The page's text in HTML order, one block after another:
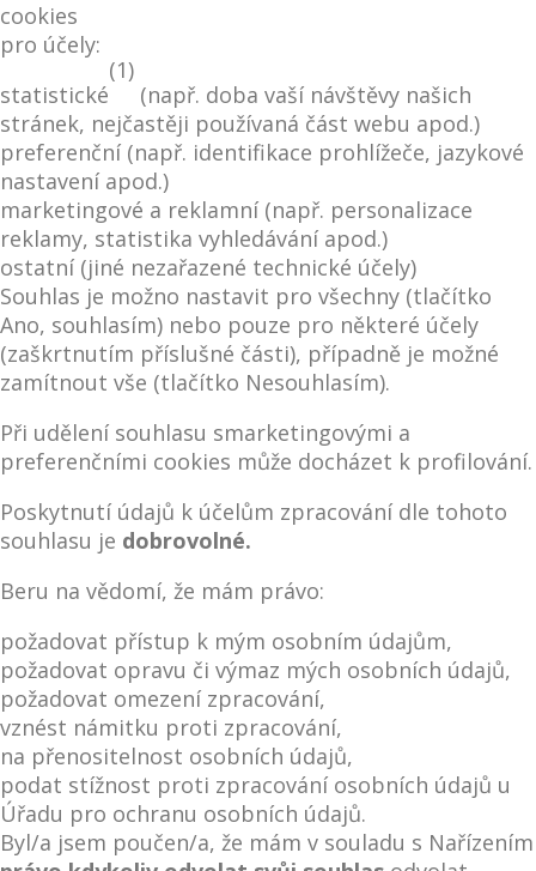
cookies
pro účely:
statistické
(1)
(např. doba vaší návštěvy našich
stránek, nejčastěji používaná část webu apod.)
preferenční (např. identifikace prohlížeče, jazykové
nastavení apod.)
marketingové a reklamní (např. personalizace
reklamy, statistika vyhledávání apod.)
ostatní (jiné nezařazené technické účely)
Souhlas je možno nastavit pro všechny (tlačítko
Ano, souhlasím) nebo pouze pro některé účely
(zaškrtnutím příslušné části), případně je možné
zamítnout vše (tlačítko Nesouhlasím).
Při udělení souhlasu smarketingovými a
preferenčními cookies může docházet k profilování.
Poskytnutí údajů k účelům zpracování dle tohoto
souhlasu je dobrovolné.
Beru na vědomí, že mám právo:
požadovat přístup k mým osobním údajům,
požadovat opravu či výmaz mých osobních údajů,
požadovat omezení zpracování,
vznést námitku proti zpracování,
na přenositelnost osobních údajů,
podat stížnost proti zpracování osobních údajů u
Úřadu pro ochranu osobních údajů.
Byl/a jsem poučen/a, že mám v souladu s Nařízením